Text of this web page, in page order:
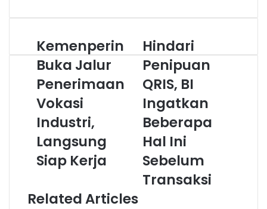
Kemenperin
Buka
Jalur
Penerimaan
Vokasi
Industri,
Langsung
Siap
Kerja
Kemenperin
Buka Jalur
Penerimaan
Vokasi
Industri,
Langsung
Siap Kerja
Hindari
Penipuan
QRIS,
BI
Ingatkan
Beberapa
Hal
Ini
Sebelum
Transaksi
Hindari
Penipuan
QRIS, BI
Ingatkan
Beberapa
Hal Ini
Sebelum
Transaksi
Related Articles